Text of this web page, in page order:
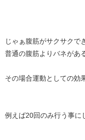
じゃぁ腹筋がサクサクで
普通の腹筋よりバネがあ
その場合運動としての効
例えば20回のみ行う事に